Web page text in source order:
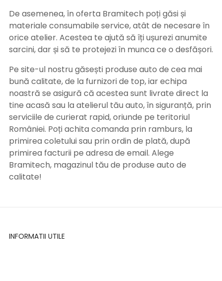
De asemenea, în oferta Bramitech poți găsi și
materiale consumabile service, atât de necesare în
orice atelier. Acestea te ajută să îți ușurezi anumite
sarcini, dar și să te protejezi în munca ce o desfășori.
Pe site-ul nostru găsești produse auto de cea mai
bună calitate, de la furnizori de top, iar echipa
noastră se asigură că acestea sunt livrate direct la
tine acasă sau la atelierul tău auto, în siguranță, prin
serviciile de curierat rapid, oriunde pe teritoriul
României. Poți achita comanda prin ramburs, la
primirea coletului sau prin ordin de plată, după
primirea facturii pe adresa de email. Alege
Bramitech, magazinul tău de produse auto de
calitate!
INFORMATII UTILE